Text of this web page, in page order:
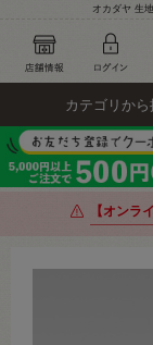
オカダヤ 生
カテゴリから
【オンラ